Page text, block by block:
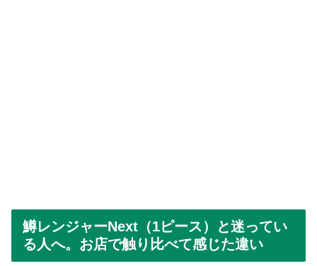
鱒レンジャーNext（1ピース）と迷ってい
る人へ。お店で触り比べて感じた違い